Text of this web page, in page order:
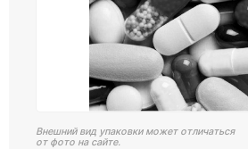
Внешний вид упаковки может отличаться
от фото на сайте.